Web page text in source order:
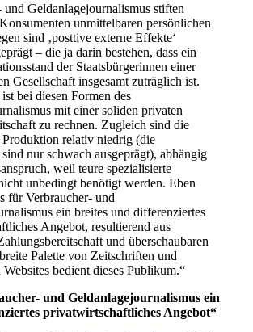
und Geldanlagejournalismus stiften
unmittelbaren persönlichen
sind ‚posttive externe Effekte‘
– die ja darin bestehen, dass ein
der Staatsbürgerinnen einer
Gesellschaft insgesamt zuträglich ist.
bei diesen Formen des
mit einer soliden privaten
zu rechnen. Zugleich sind die
relativ niedrig (die
sind nur schwach ausgeprägt), abhängig
weil teure spezialisierte
unbedingt benötigt werden. Eben
für Verbraucher- und
ein breites und differenziertes
Angebot, resultierend aus
und überschaubaren
Palette von Zeitschriften und
Websites bedient dieses Pu­blikum.“
und Geldanlagejournalismus ein
privatwirtschaftliches Angebot“